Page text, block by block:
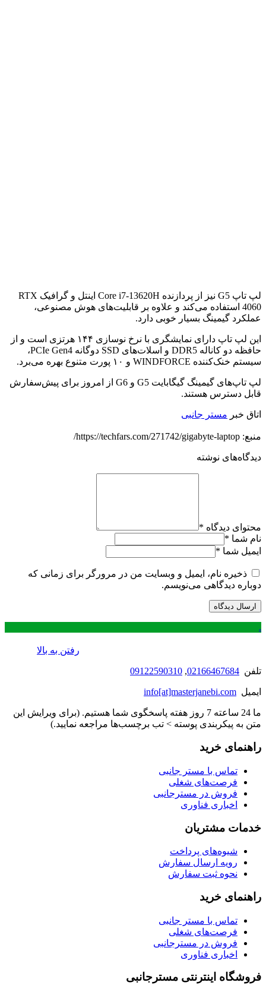
لپ تاپ G5 نیز از پردازنده Core i7-13620H اینتل و گرافیک RTX
4060 استفاده می‌کند و علاوه بر قابلیت‌های هوش مصنوعی،
عملکرد گیمینگ بسیار خوبی دارد.
این لپ تاپ دارای نمایشگری با نرخ نوسازی ۱۴۴ هرتزی است و از
حافظه دو کاناله DDR5 و اسلات‌های SSD دوگانه PCIe Gen4،
سیستم خنک‌کننده WINDFORCE و ۱۰ پورت متنوع بهره می‌برد.
لپ تاپ‌های گیمینگ گیگابایت G5 و G6 از امروز برای پیش‌سفارش
قابل دسترس هستند.
اتاق خبر مستر جانبی
منبع: https://techfars.com/271742/gigabyte-laptop/
دیدگاه‌های نوشته
محتوای دیدگاه *
نام شما *
ایمیل شما *
ذخیره نام، ایمیل و وبسایت من در مرورگر برای زمانی که
دوباره دیدگاهی می‌نویسم.
.
رفتن به بالا
تلفن 02166467684
,
09122590310
ایمیل info[at]masterjanebi.com
ما 24 ساعته 7 روز هفته پاسخگوی شما هستیم. (برای ویرایش این
متن به پیکربندی پوسته > تب برچسب‌ها مراجعه نمایید.)
راهنمای خرید
تماس با مستر جانبی
فرصت‌های شغلی
فروش در مسترجانبی
اخباری فناوری
خدمات مشتریان
شیوه‌های پرداخت
رویه ارسال سفارش
نحوه ثبت سفارش
راهنمای خرید
تماس با مستر جانبی
فرصت‌های شغلی
فروش در مسترجانبی
اخباری فناوری
فروشگاه اینترنتی مسترجانبی